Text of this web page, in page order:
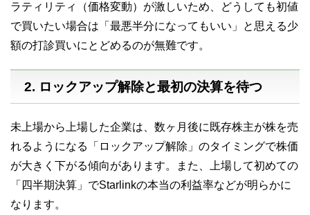
ラティリティ（価格変動）が激しいため、どうしても初値
で買いたい場合は「最悪半分になってもいい」と思える少
額の打診買いにとどめるのが無難です。
2. ロックアップ解除と最初の決算を待つ
未上場から上場した企業は、数ヶ月後に既存株主が株を売
れるようになる「ロックアップ解除」のタイミングで株価
が大きく下がる傾向があります。また、上場して初めての
「四半期決算」でStarlinkの本当の利益率などが明らかに
なります。